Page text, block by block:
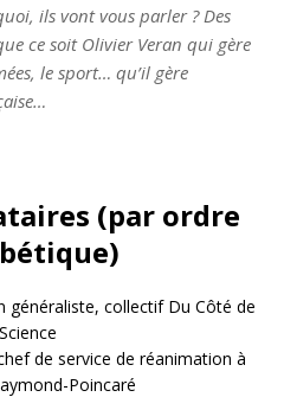
ils vont vous parler ? Des
ce soit Olivier Veran qui gère
le sport… qu’il gère
(par ordre
généraliste, collectif Du Côté de
de service de réanimation à
Poincaré